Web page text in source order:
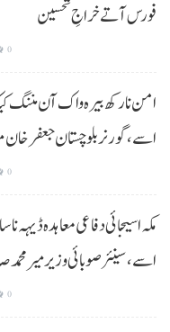
فورس آتے خراجِ تحسین
0
امن نا رکھ بیرہ واک آن مننگ
اسے،گورنر بلوچستان جعفر
0
مکہ اسیجائی دفاعی معاہدہ ڈیہہ
اسے،سینئر صوبائی وزیر میر محمد
0